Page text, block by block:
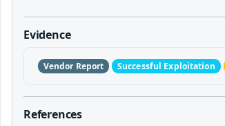
Evidence
Vendor Report Successful Exploitation
References